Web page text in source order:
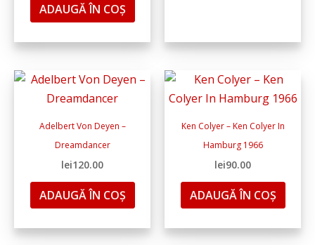
ADAUGĂ ÎN COȘ
Adelbert Von Deyen –
Dreamdancer
lei120.00
ADAUGĂ ÎN COȘ
Ken Colyer ‎– Ken Colyer In
Hamburg 1966
lei90.00
ADAUGĂ ÎN COȘ